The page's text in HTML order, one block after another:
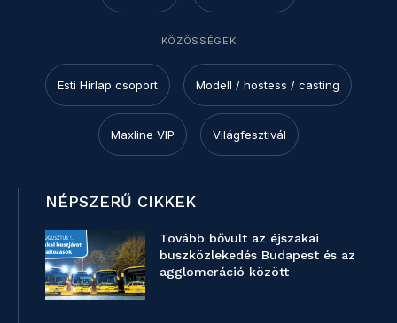
KÖZÖSSÉGEK
Esti Hírlap csoport Modell / hostess / casting
Maxline VIP Világfesztivál
NÉPSZERŰ CIKKEK
Tovább bővült az éjszakai
buszközlekedés Budapest és az
agglomeráció között